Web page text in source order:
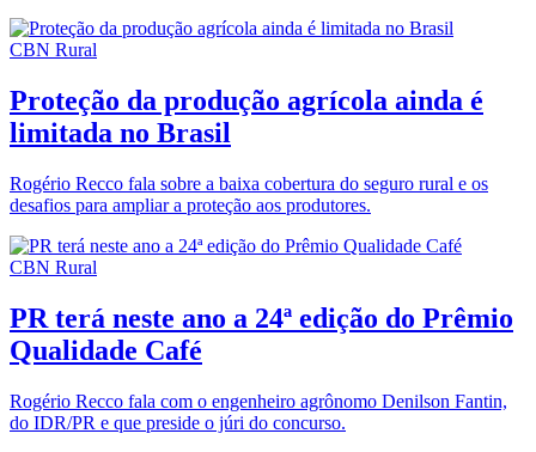
CBN Rural
Proteção da produção agrícola ainda é
limitada no Brasil
Rogério Recco fala sobre a baixa cobertura do seguro rural e os
desafios para ampliar a proteção aos produtores.
CBN Rural
PR terá neste ano a 24ª edição do Prêmio
Qualidade Café
Rogério Recco fala com o engenheiro agrônomo Denilson Fantin,
do IDR/PR e que preside o júri do concurso.